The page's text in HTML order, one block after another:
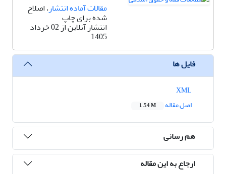
مقالات آماده انتشار، اصلاح
شده برای چاپ
انتشار آنلاین از 02 خرداد
1405
فایل ها
اصل مقاله
1.54 M
هم رسانی
ارجاع به این مقاله